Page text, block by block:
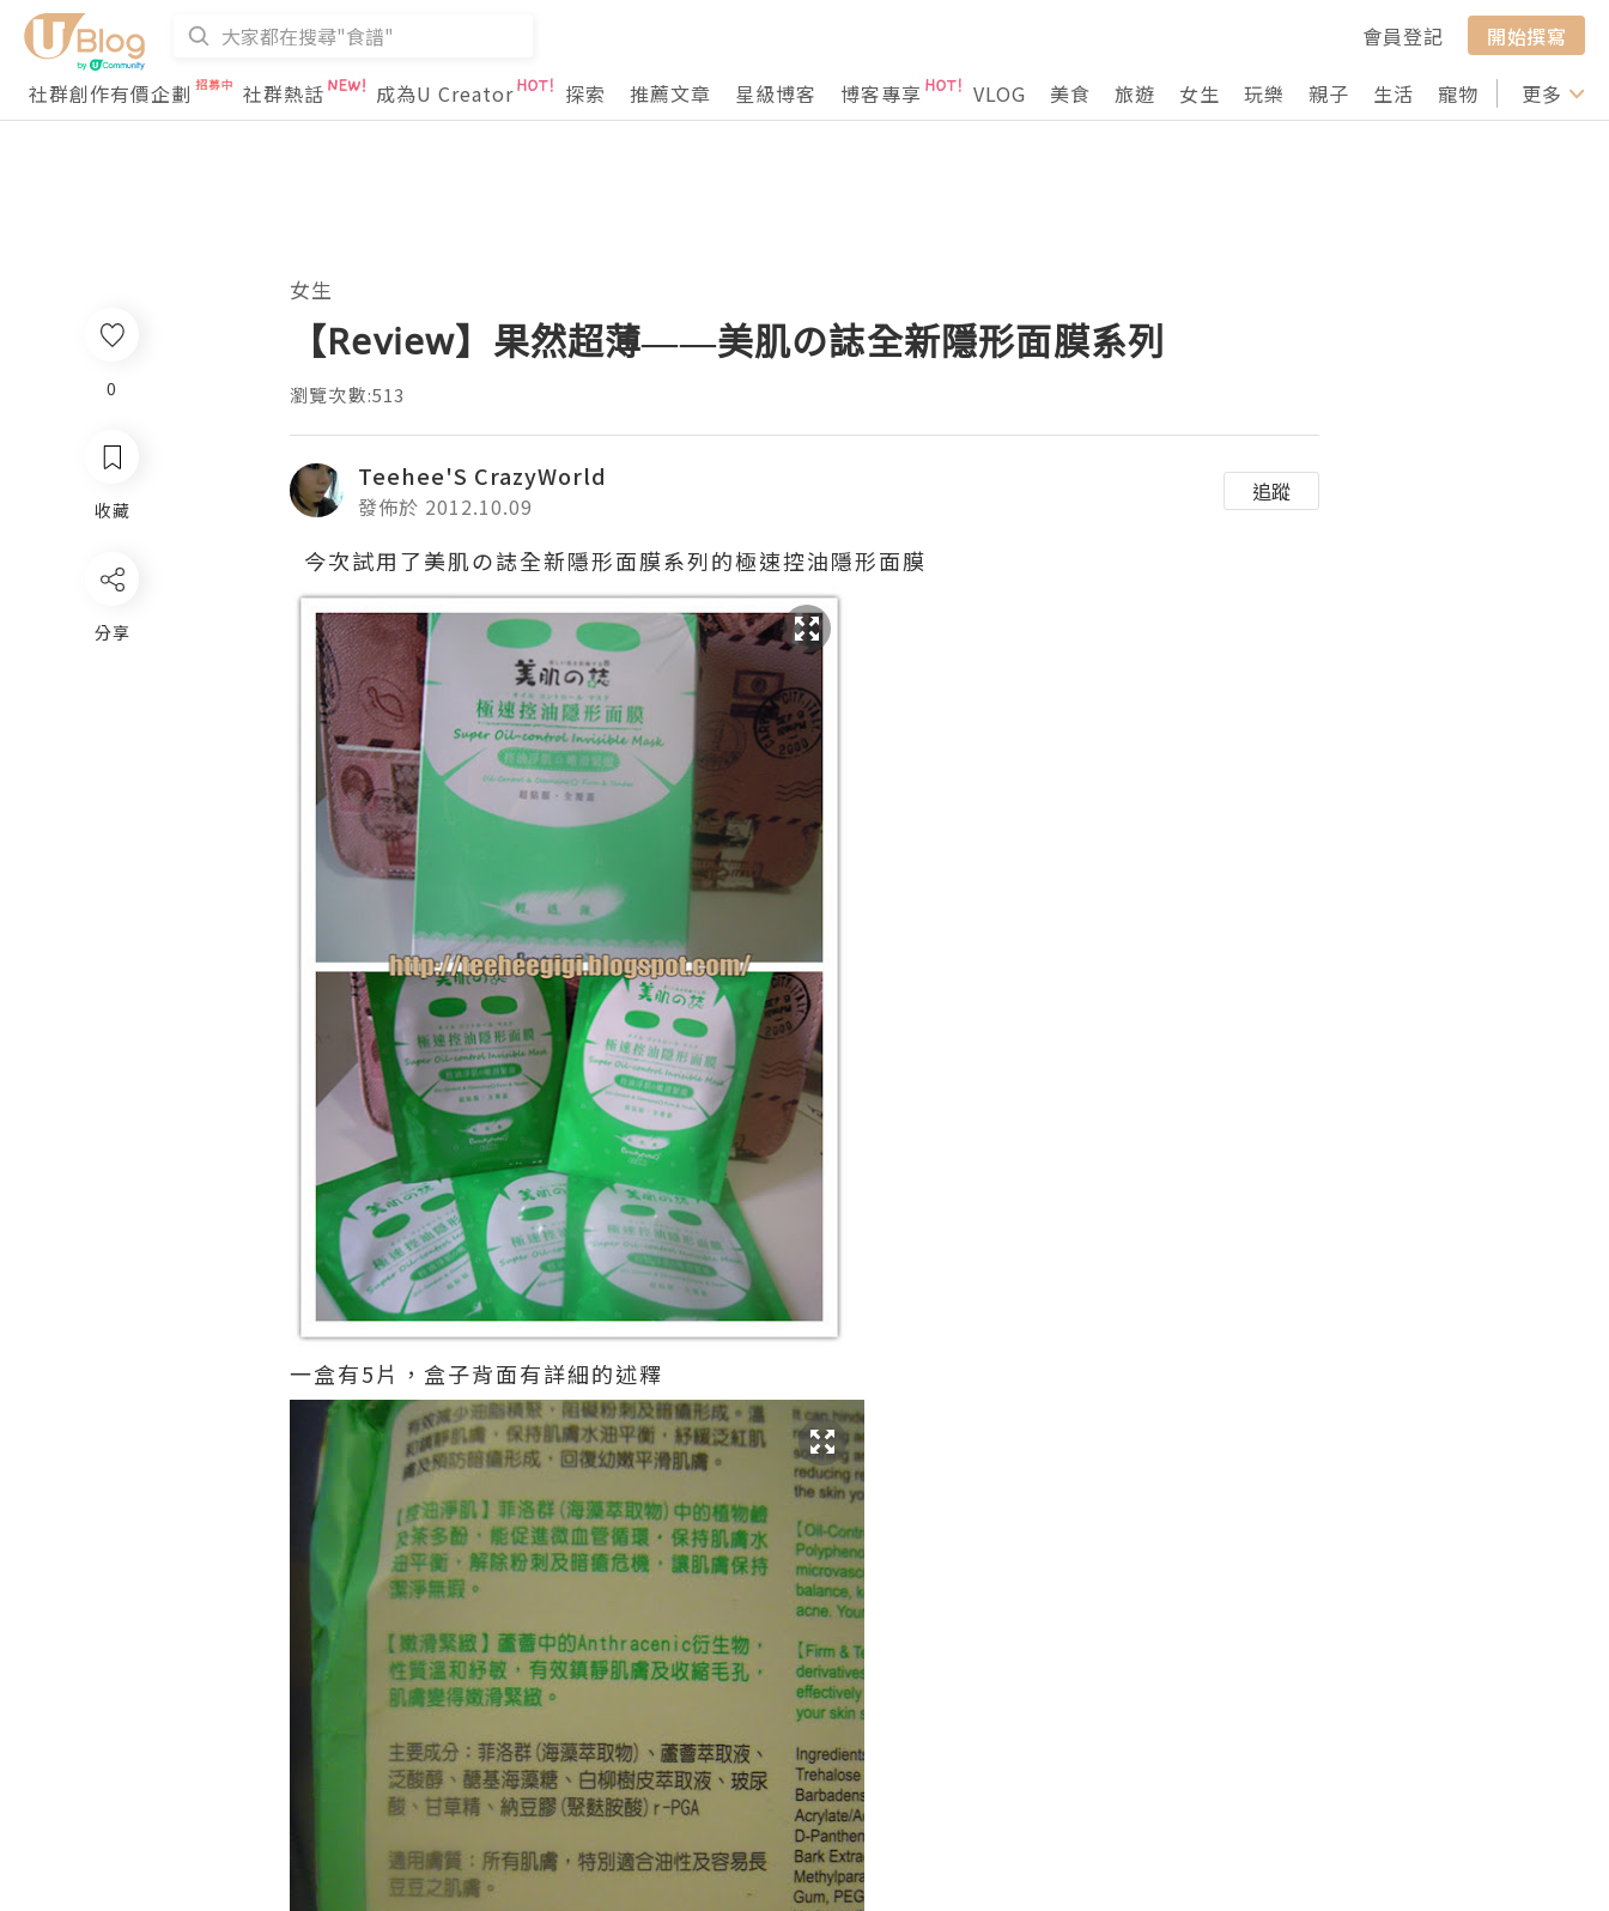
會員登記
開始撰寫
社群創作有價企劃
社群熱話 成為U Creator 探索 推薦文章 星級博客 博客專享 VLOG 美食 旅遊 女生 玩樂 親子 生活 寵物 行山 打卡
更多
0
收藏
分享
女生
【Review】果然超薄——美肌の誌全新隱形面膜系列
瀏覽次數:513
Teehee'S CrazyWorld
發佈於 2012.10.09
追蹤
今次試用了美肌の誌全新隱形面膜系列的極速控油隱形面膜
一盒有5片，盒子背面有詳細的述釋